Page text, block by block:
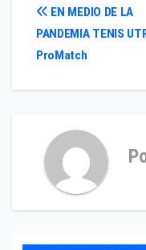
Navegación
de
entradas
EN MEDIO DE LA
PANDEMIA TENIS
ProMatch